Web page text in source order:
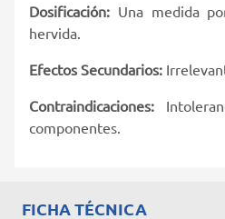
Dosificación: Una medida
hervida.
Efectos Secundarios:
Contraindicaciones:
componentes.
FICHA TÉCNICA